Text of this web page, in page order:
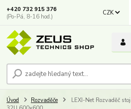
CZK
+420 732 915 376
(Po-Pá, 8-16 hod.)
Úvod Rozvaděče
LEXI-Net Rozvaděč